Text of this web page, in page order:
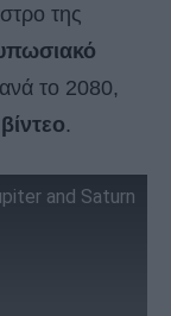
της
το 2080,
.
and Saturn